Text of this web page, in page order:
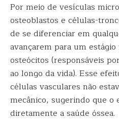
Por meio de vesículas
osteoblastos e células-
de se diferenciar em
avançarem para um
osteócitos (responsáveis
ao longo da vida). Esse
células vasculares não
mecânico, sugerindo que o
diretamente a saúde óssea.